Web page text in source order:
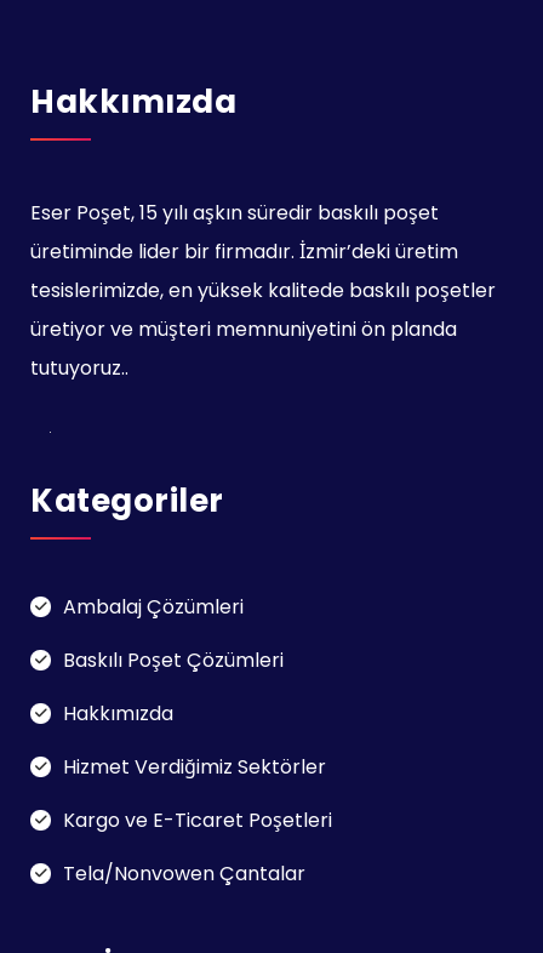
Hakkımızda
Eser Poşet, 15 yılı aşkın süredir baskılı poşet
üretiminde lider bir firmadır. İzmir’deki üretim
tesislerimizde, en yüksek kalitede baskılı poşetler
üretiyor ve müşteri memnuniyetini ön planda
tutuyoruz..
Kategoriler
Ambalaj Çözümleri
Baskılı Poşet Çözümleri
Hakkımızda
Hizmet Verdiğimiz Sektörler
Kargo ve E-Ticaret Poşetleri
Tela/Nonvowen Çantalar